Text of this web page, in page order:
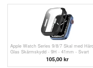
Apple Watch Series 9/8/7 Skal med
Glas Skärmskydd - 9H - 41mm - Svart
105,00 kr